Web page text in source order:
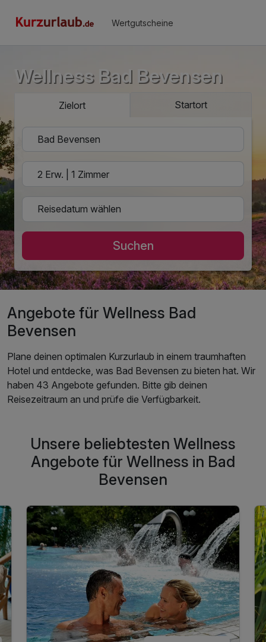
Wertgutscheine
Wellness Bad Bevensen
Zielort Startort
Suchen
Angebote für Wellness Bad
Bevensen
Plane deinen optimalen Kurzurlaub in einem traumhaften
Hotel und entdecke, was Bad Bevensen zu bieten hat. Wir
haben 43 Angebote gefunden. Bitte gib deinen
Reisezeitraum an und prüfe die Verfügbarkeit.
Unsere beliebtesten Wellness
Angebote für Wellness in Bad
Bevensen